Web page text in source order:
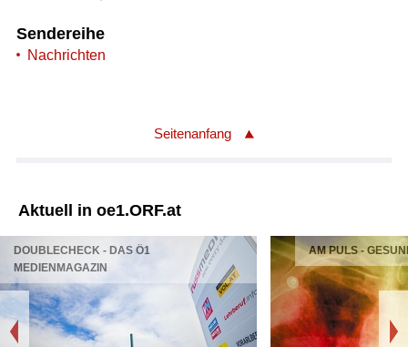
Sendereihe
Nachrichten
Seitenanfang
Aktuell in oe1.ORF.at
DOUBLECHECK - DAS Ö1
MEDIENMAGAZIN
AM PULS -